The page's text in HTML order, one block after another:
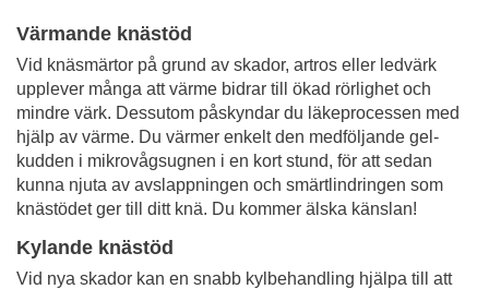
Värmande knästöd
Vid knäsmärtor på grund av skador, artros eller ledvärk
upplever många att värme bidrar till ökad rörlighet och
mindre värk. Dessutom påskyndar du läkeprocessen med
hjälp av värme. Du värmer enkelt den medföljande gel-
kudden i mikrovågsugnen i en kort stund, för att sedan
kunna njuta av avslappningen och smärtlindringen som
knästödet ger till ditt knä. Du kommer älska känslan!
Kylande knästöd
Vid nya skador kan en snabb kylbehandling hjälpa till att